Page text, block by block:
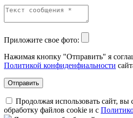
Приложите свое фото:
Нажимая кнопку "Отправить" я
Политикой конфиденфиальности
Отправить
Продолжая использовать сайт, вы
обработку файлов cookie и с